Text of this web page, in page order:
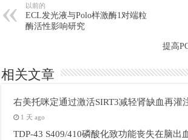
以前的
ECL发光液与Polo样激酶1对端粒
酶活性影响研究
提高
相关文章
右美托咪定通过激活SIRT3减轻肾缺血再灌
1 天 ago
TDP-43 S409/410磷酸化致功能丧失在脑出